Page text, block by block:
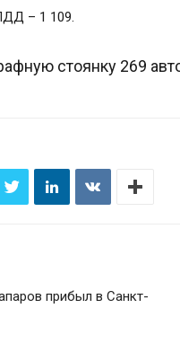
– 1 109.
стоянку 269
прибыл в Санкт-